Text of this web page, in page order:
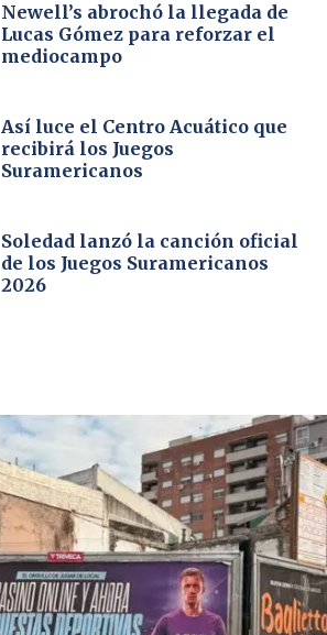
Newell’s abrochó la llegada de
Lucas Gómez para reforzar el
mediocampo
Así luce el Centro Acuático que
recibirá los Juegos
Suramericanos
Soledad lanzó la canción oficial
de los Juegos Suramericanos
2026